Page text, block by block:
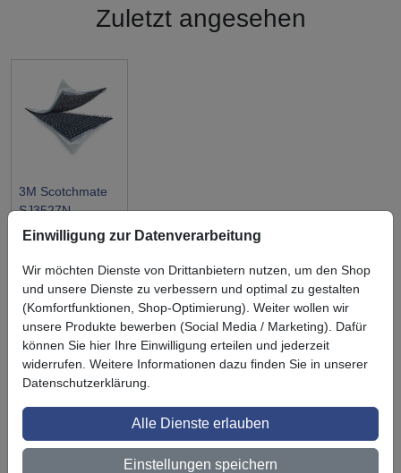
Zuletzt angesehen
3M Scotchmate
SJ3527N
Schlaufenband
Symbol
Vorteil
Ihre Vorteile bei uns
3M BestPartner Commercial Solutions
Preisschutz für unsere Kunden
Persönliche Beratung und Betreuung
Einwilligung zur Datenverarbeitung
Wir möchten Dienste von Drittanbietern nutzen, um den Shop
und unsere Dienste zu verbessern und optimal zu gestalten
(Komfortfunktionen, Shop-Optimierung). Weiter wollen wir
unsere Produkte bewerben (Social Media / Marketing). Dafür
können Sie hier Ihre Einwilligung erteilen und jederzeit
widerrufen. Weitere Informationen dazu finden Sie in unserer
Datenschutzerklärung.
Alle Dienste erlauben
Einstellungen speichern